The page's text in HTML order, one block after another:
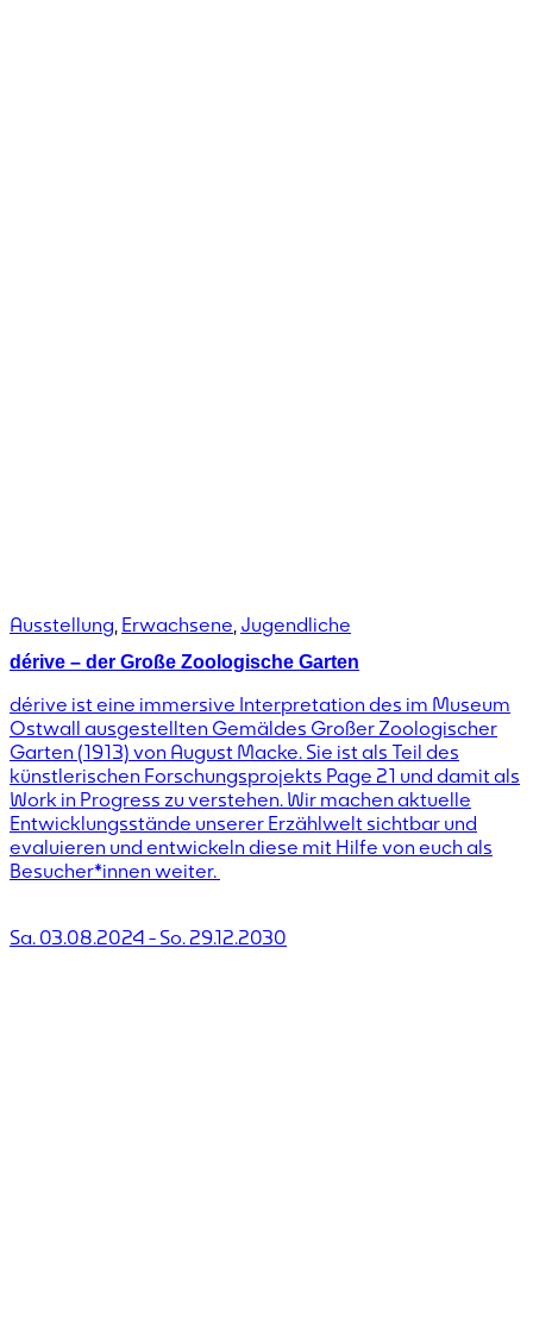
Ausstellung Erwachsene Jugendliche
dérive – der Große Zoologische Garten
dérive ist eine immersive Interpretation des im Museum
Ostwall ausgestellten Gemäldes Großer Zoologischer
Garten (1913) von August Macke. Sie ist als Teil des
künstlerischen Forschungsprojekts Page 21 und damit als
Work in Progress zu verstehen. Wir machen aktuelle
Entwicklungsstände unserer Erzählwelt sichtbar und
evaluieren und entwickeln diese mit Hilfe von euch als
Besucher*innen weiter.
Sa. 03.08.2024 - So. 29.12.2030